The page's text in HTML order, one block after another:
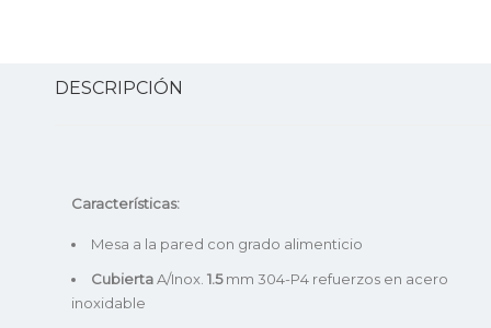
DESCRIPCIÓN
Características:
Mesa a la pared con grado alimenticio
CubiertaA/Inox. 1.5mm 304-P4 refuerzos en acero
inoxidable